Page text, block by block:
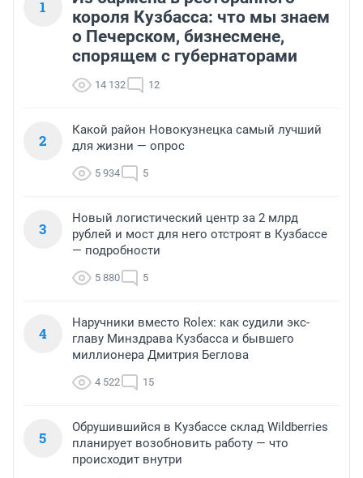
1
короля Кузбасса: что мы знаем
о Печерском, бизнесмене,
спорящем с губернаторами
14 132 12
2
Какой район Новокузнецка самый лучший
для жизни — опрос
5 934 5
3
Новый логистический центр за 2 млрд
рублей и мост для него отстроят в Кузбассе
— подробности
5 880 5
4
Наручники вместо Rolex: как судили экс-
главу Минздрава Кузбасса и бывшего
миллионера Дмитрия Беглова
4 522 15
5
Обрушившийся в Кузбассе склад Wildberries
планирует возобновить работу — что
происходит внутри